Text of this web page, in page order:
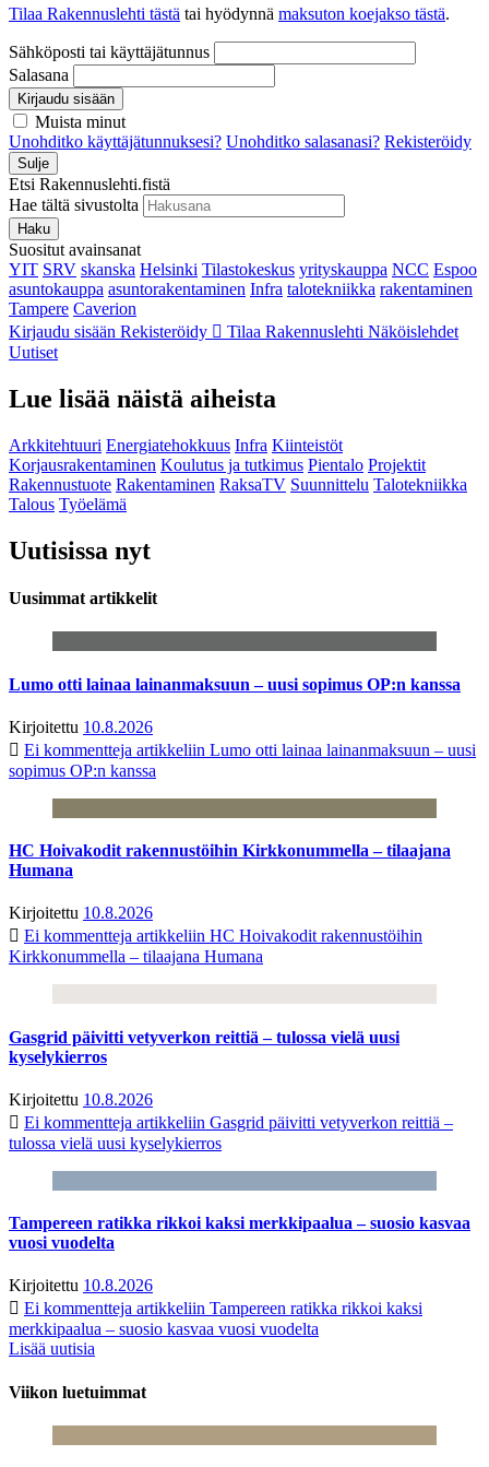
Tilaa Rakennuslehti tästä tai hyödynnä maksuton koejakso tästä.
Sähköposti tai käyttäjätunnus
Salasana
Kirjaudu sisään
Muista minut
Unohditko käyttäjätunnuksesi? Unohditko salasanasi? Rekisteröidy
Sulje
Etsi Rakennuslehti.fistä
Hae tältä sivustolta
Haku
Suositut avainsanat
YIT SRV skanska Helsinki Tilastokeskus yrityskauppa NCC Espoo
asuntokauppa asuntorakentaminen Infra talotekniikka rakentaminen
Tampere Caverion
Kirjaudu sisään Rekisteröidy Tilaa Rakennuslehti Näköislehdet
Uutiset
Lue lisää näistä aiheista
Arkkitehtuuri Energiatehokkuus Infra Kiinteistöt
Korjausrakentaminen Koulutus ja tutkimus Pientalo Projektit
Rakennustuote Rakentaminen RaksaTV Suunnittelu Talotekniikka
Talous Työelämä
Uutisissa nyt
Uusimmat artikkelit
Lumo otti lainaa lainanmaksuun – uusi sopimus OP:n kanssa
Kirjoitettu 10.8.2026
Ei kommentteja artikkeliin Lumo otti lainaa lainanmaksuun – uusi
sopimus OP:n kanssa
HC Hoivakodit rakennustöihin Kirkkonummella – tilaajana
Humana
Kirjoitettu 10.8.2026
Ei kommentteja artikkeliin HC Hoivakodit rakennustöihin
Kirkkonummella – tilaajana Humana
Gasgrid päivitti vetyverkon reittiä – tulossa vielä uusi
kyselykierros
Kirjoitettu 10.8.2026
Ei kommentteja artikkeliin Gasgrid päivitti vetyverkon reittiä –
tulossa vielä uusi kyselykierros
Tampereen ratikka rikkoi kaksi merkkipaalua – suosio kasvaa
vuosi vuodelta
Kirjoitettu 10.8.2026
Ei kommentteja artikkeliin Tampereen ratikka rikkoi kaksi
merkkipaalua – suosio kasvaa vuosi vuodelta
Lisää uutisia
Viikon luetuimmat